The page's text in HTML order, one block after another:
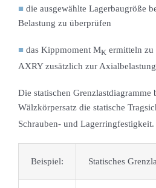
■ die ausgewählte Lagerbaugröße
Belastung zu überprüfen
■ das Kippmoment MKermitteln zu
AXRY zusätzlich zur
Die statischen
Wälzkörpersatz die statische
Schrauben- und Lagerringfestigkeit.
Beispiel: Statisches